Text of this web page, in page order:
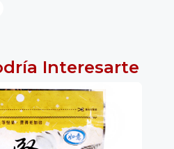
Interesarte